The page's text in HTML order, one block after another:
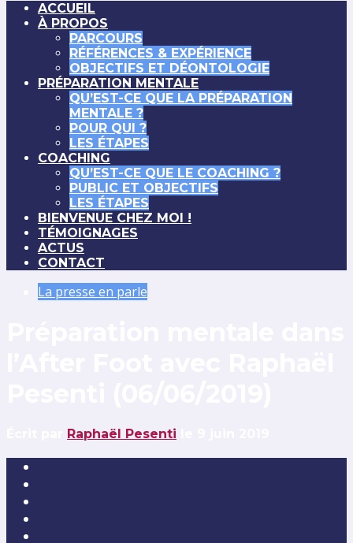
ACCUEIL
À PROPOS
PARCOURS
RÉFÉRENCES & EXPÉRIENCE
OBJECTIFS ET DÉONTOLOGIE
PRÉPARATION MENTALE
QU’EST-CE QUE LA PRÉPARATION
MENTALE ?
POUR QUI ?
LES ÉTAPES
COACHING
QU’EST-CE QUE LE COACHING ?
PUBLIC ET OBJECTIFS
LES ÉTAPES
BIENVENUE CHEZ MOI !
TÉMOIGNAGES
ACTUS
CONTACT
La presse en parle
Raphaël Pesenti